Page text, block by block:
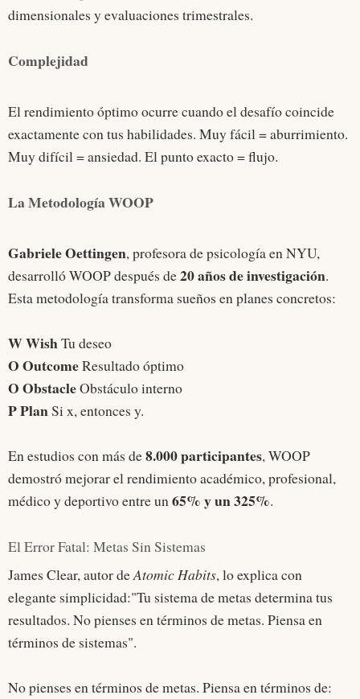
dimensionales y evaluaciones trimestrales.
Complejidad
El rendimiento óptimo ocurre cuando el desafío coincide
exactamente con tus habilidades. Muy fácil = aburrimiento.
Muy difícil = ansiedad. El punto exacto = flujo.
La Metodología WOOP
Gabriele Oettingen, profesora de psicología en NYU,
desarrolló WOOP después de20 años de investigación.
Esta metodología transforma sueños en planes concretos:
W WishTu deseo
O OutcomeResultado óptimo
O ObstacleObstáculo interno
P PlanSi x, entonces y.
En estudios con más de8.000 participantes, WOOP
demostró mejorar el rendimiento académico, profesional,
médico y deportivo entre un65% y un 325%.
El Error Fatal: Metas Sin Sistemas
James Clear, autor deAtomic Habits, lo explica con
elegante simplicidad:"Tu sistema de metas determina tus
resultados. No pienses en términos de metas. Piensa en
términos de sistemas".
No pienses en términos de metas. Piensa en términos de: